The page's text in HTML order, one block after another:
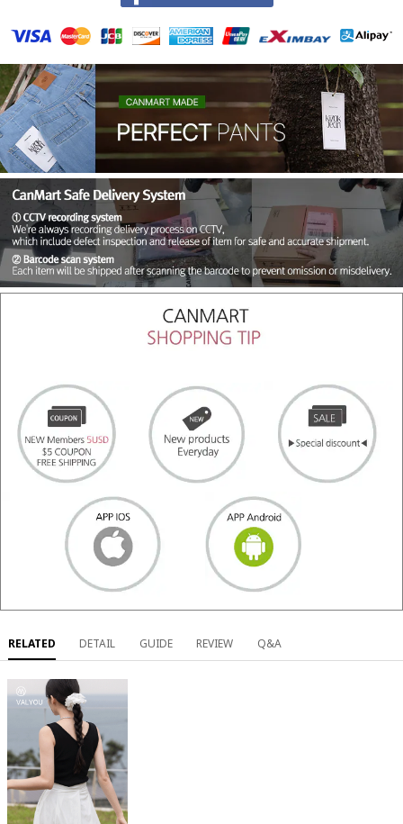
RELATED DETAIL GUIDE REVIEW Q&A